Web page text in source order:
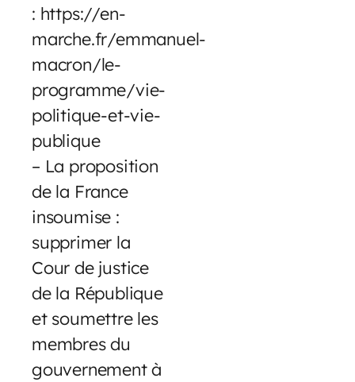
: https://en-
marche.fr/emmanuel-
macron/le-
programme/vie-
politique-et-vie-
publique
– La proposition
de la France
insoumise :
supprimer la
Cour de justice
de la République
et soumettre les
membres du
gouvernement à